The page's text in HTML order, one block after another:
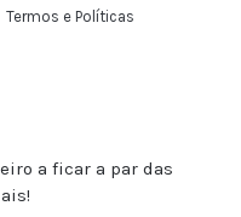
Termos e Políticas
a ficar a par das